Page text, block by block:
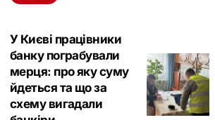
У Києві працівники
банку пограбували
мерця: про яку суму
йдеться та що за
схему вигадали